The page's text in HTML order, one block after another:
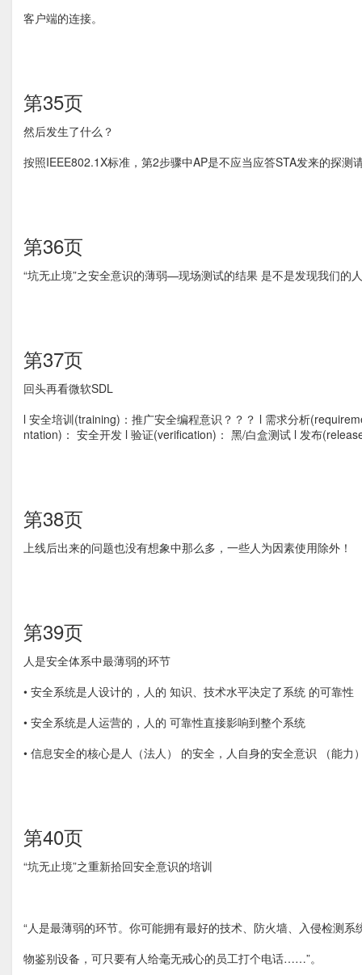
客户端的连接。
第35页
然后发生了什么？
按照IEEE802.1X标准，第2步骤中AP是不应当应答STA发来的探测
第36页
“坑无止境”之安全意识的薄弱—现场测试的结果 是不是发现我们的
第37页
回头再看微软SDL
l 安全培训(training)：推广安全编程意识？？？ l 需求分析
ntation)： 安全开发 l 验证(verification)： 黑/白盒测试 l 发布
第38页
上线后出来的问题也没有想象中那么多，一些人为因素使用除外！
第39页
人是安全体系中最薄弱的环节
• 安全系统是人设计的，人的 知识、技术水平决定了系统 的可靠性
• 安全系统是人运营的，人的 可靠性直接影响到整个系统
• 信息安全的核心是人（法人） 的安全，人自身的安全意识 （能
第40页
“坑无止境”之重新拾回安全意识的培训
“人是最薄弱的环节。你可能拥有最好的技术、防火墙、入侵检测系
物鉴别设备，可只要有人给毫无戒心的员工打个电话……”。